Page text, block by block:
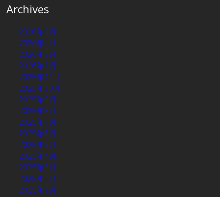
シ
Archives
2026年5月
2026年4月
2026年2月
2026年1月
2025年11月
2025年10月
2025年9月
2025年8月
2025年7月
2025年6月
2025年5月
2025年4月
2025年3月
2025年2月
2025年1月